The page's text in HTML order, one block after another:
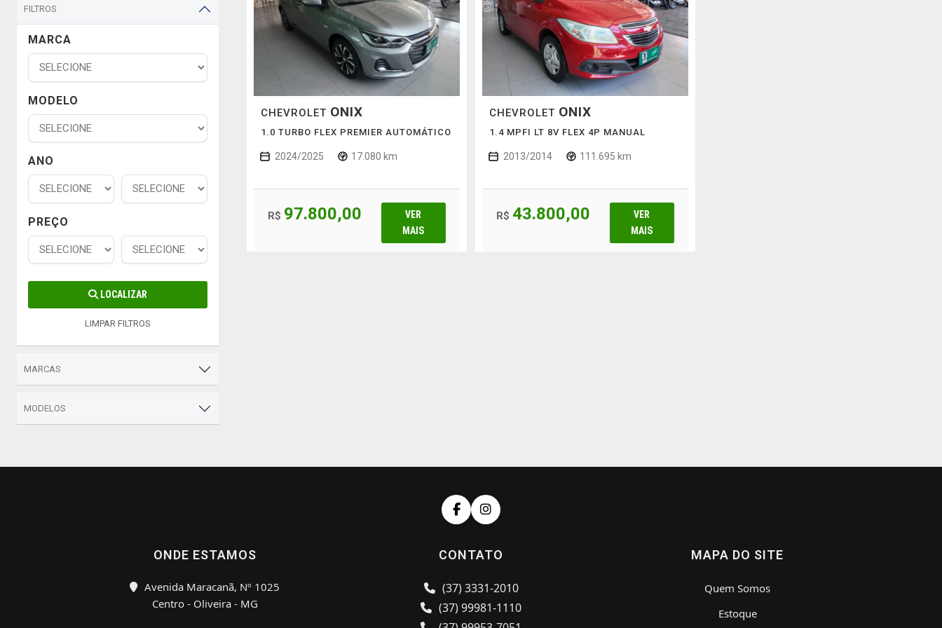
FILTROS
MARCA
MODELO
ANO
PREÇO
LOCALIZAR
LIMPAR FILTROS
MARCAS
MODELOS
CHEVROLET ONIX
1.0 TURBO FLEX PREMIER AUTOMÁTICO
2024/2025 17.080 km
R$ 97.800,00
VER
MAIS
CHEVROLET ONIX
1.4 MPFI LT 8V FLEX 4P MANUAL
2013/2014 111.695 km
R$ 43.800,00
VER
MAIS
ONDE ESTAMOS
Avenida Maracanã, Nº 1025
Centro - Oliveira - MG
CONTATO
(37) 3331-2010
(37) 99981-1110
MAPA DO SITE
Quem Somos
Estoque